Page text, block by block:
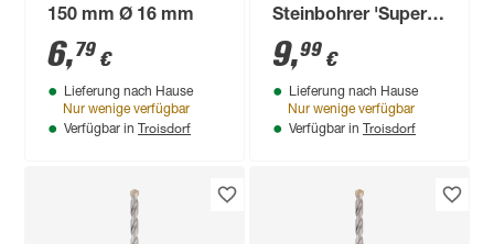
150 mm Ø 16 mm
6,79 €
Lieferung nach Hause
Nur wenige verfügbar
Verfügbar in Troisdorf
Steinbohrer 'Super
Rocker'
Sechskantschaft Ø 6
mm
9,99 €
Lieferung nach Hause
Nur wenige verfügbar
Verfügbar in Troisdorf